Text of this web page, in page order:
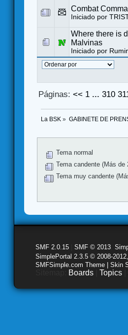
Combat
Iniciado por
Where there is
Malvinas
Iniciado por
Páginas:<< 1 ...310
La BSK » GABINETE DE
Tema normal
Tema candente (Más de
Tema muy candente
SMF 2.0.15 SMF © 2013
SimplePortal 2.3.5 © 2008-
SMFSimple.com Theme | Skin
Boards Topics